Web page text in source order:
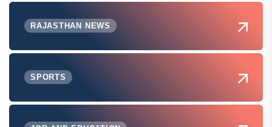
RAJASTHAN NEWS
SPORTS